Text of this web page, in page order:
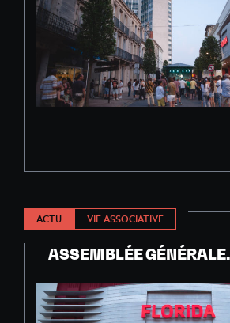
ACTU VIE ASSOCIATIVE
ASSEMBLÉE GÉNÉRALE.